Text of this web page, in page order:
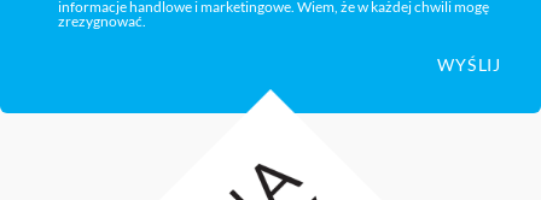
informacje handlowe i marketingowe. Wiem, że w każdej chwili mogę
zrezygnować.
WYŚLIJ